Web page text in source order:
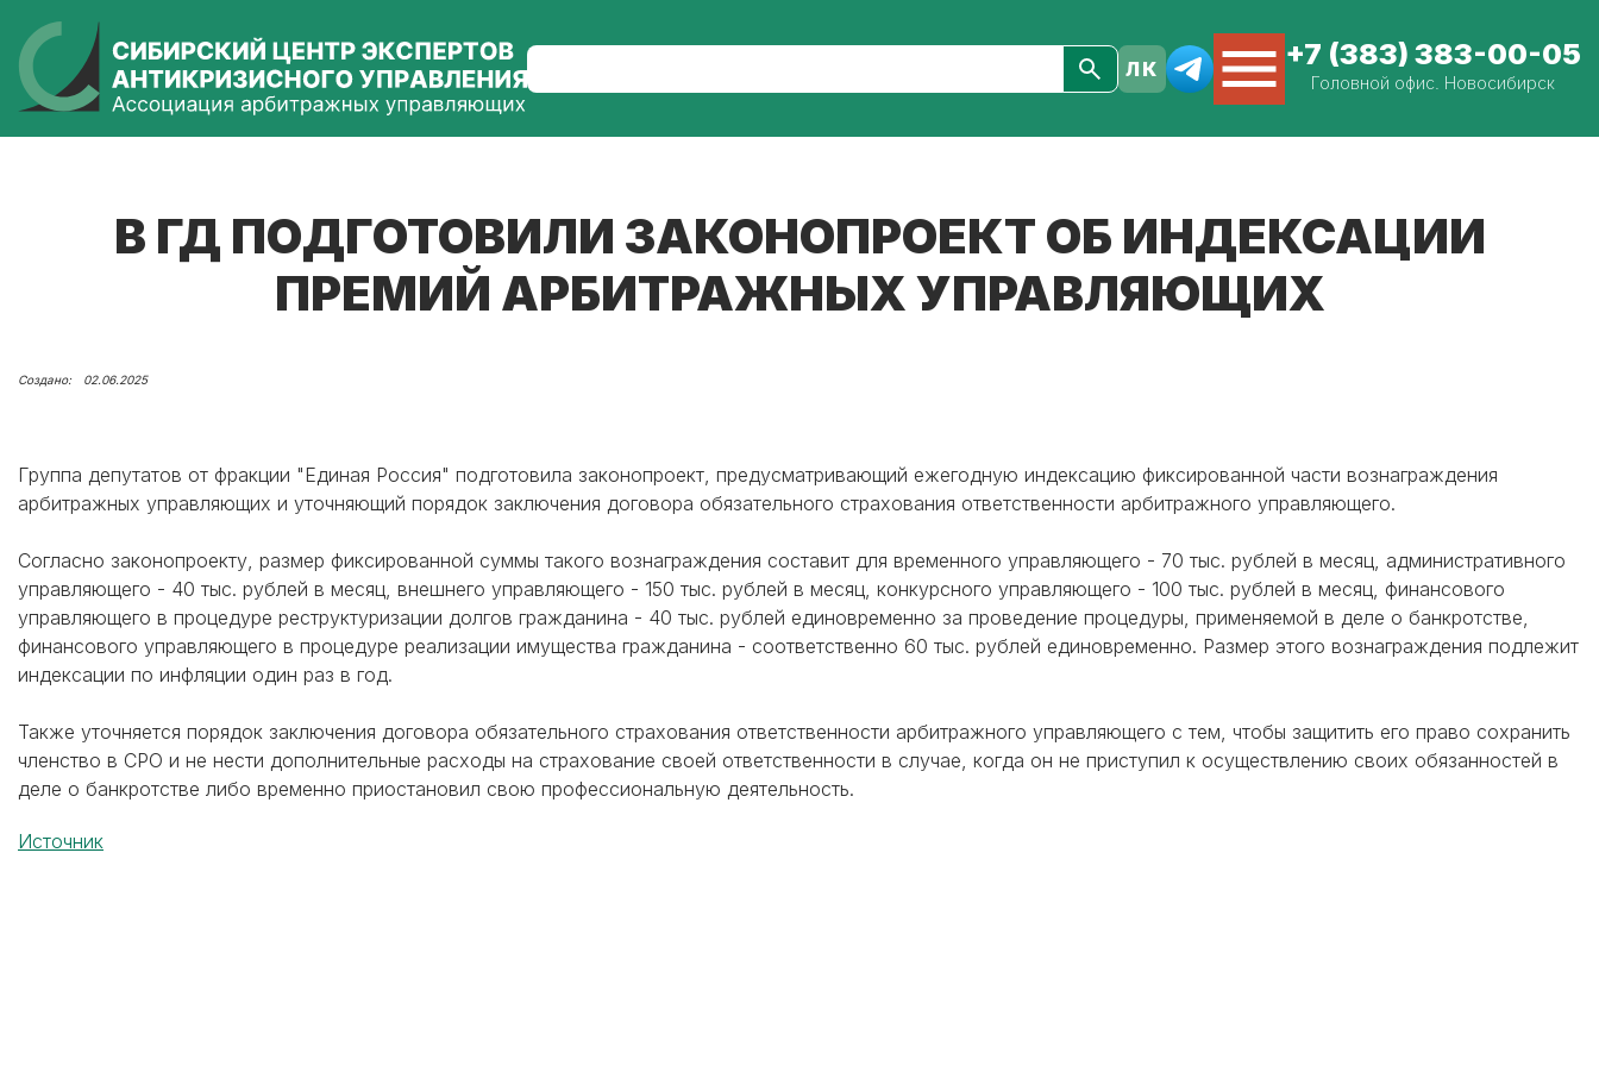
+7 (383) 383-00-05
Головной офис. Новосибирск
В ГД ПОДГОТОВИЛИ ЗАКОНОПРОЕКТ ОБ ИНДЕКСАЦИИ
ПРЕМИЙ АРБИТРАЖНЫХ УПРАВЛЯЮЩИХ
02.06.2025
Группа депутатов от фракции "Единая Россия" подготовила законопроект, предусматривающий ежегодную индексацию фиксированной части вознаграждения
арбитражных управляющих и уточняющий порядок заключения договора обязательного страхования ответственности арбитражного управляющего.
Согласно законопроекту, размер фиксированной суммы такого вознаграждения составит для временного управляющего - 70 тыс. рублей в месяц, административного
управляющего - 40 тыс. рублей в месяц, внешнего управляющего - 150 тыс. рублей в месяц, конкурсного управляющего - 100 тыс. рублей в месяц, финансового
управляющего в процедуре реструктуризации долгов гражданина - 40 тыс. рублей единовременно за проведение процедуры, применяемой в деле о банкротстве,
финансового управляющего в процедуре реализации имущества гражданина - соответственно 60 тыс. рублей единовременно. Размер этого вознаграждения подлежит
индексации по инфляции один раз в год.
Также уточняется порядок заключения договора обязательного страхования ответственности арбитражного управляющего с тем, чтобы защитить его право сохранить
членство в СРО и не нести дополнительные расходы на страхование своей ответственности в случае, когда он не приступил к осуществлению своих обязанностей в
деле о банкротстве либо временно приостановил свою профессиональную деятельность.
Источник